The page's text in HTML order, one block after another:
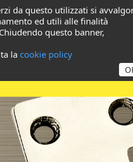
da questo utilizzati si
ed utili alle finalità
questo banner,
la cookie policy